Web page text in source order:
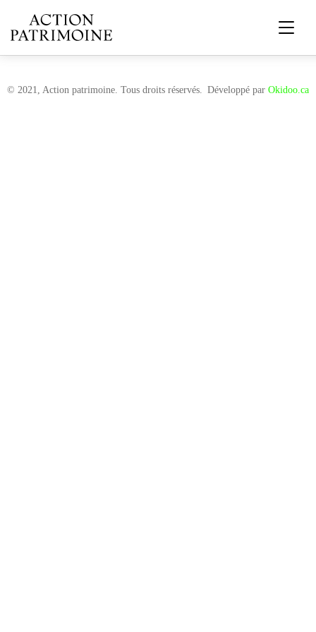
© 2021, Action patrimoine. Tous droits réservés. Développé par Okidoo.ca